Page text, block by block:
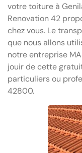
votre toiture à
Renovation 42
chez vous. Le
que nous allons
notre entreprise
jouir de cette
particuliers ou
42800.